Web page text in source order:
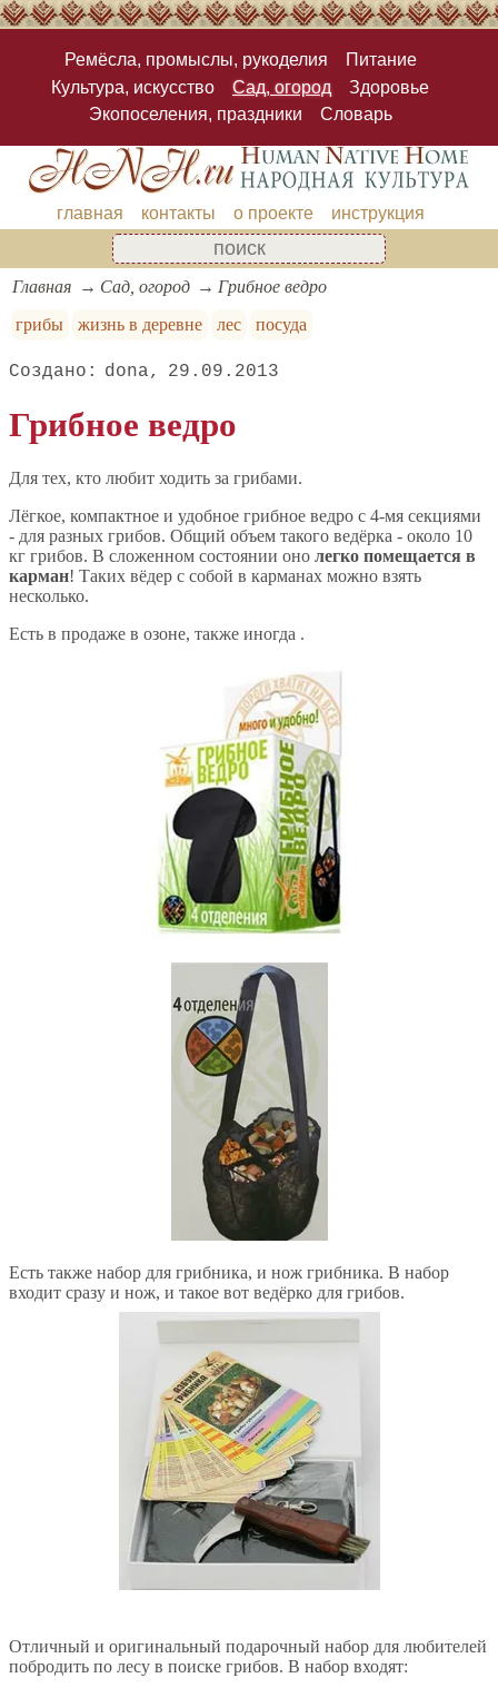
Ремёсла, промыслы, рукоделия
Питание
Культура, искусство
Сад, огород
Здоровье
Экопоселения, праздники
Словарь
главная контакты о проекте инструкция
Главная Сад, огород
Грибное ведро
грибы
жизнь в деревне лес посуда
dona 29.09.2013
Грибное ведро
Для тех, кто любит ходить за грибами.
Лёгкое, компактное и удобное грибное ведро с 4-мя секциями
- для разных грибов. Общий объем такого ведёрка - около 10
кг грибов. В сложенном состоянии оно легко помещается в
карман! Таких вёдер с собой в карманах можно взять
несколько.
Есть в продаже в озоне, также иногда .
Есть также набор для грибника, и нож грибника. В набор
входит сразу и нож, и такое вот ведёрко для грибов.
Отличный и оригинальный подарочный набор для любителей
побродить по лесу в поиске грибов. В набор входят: